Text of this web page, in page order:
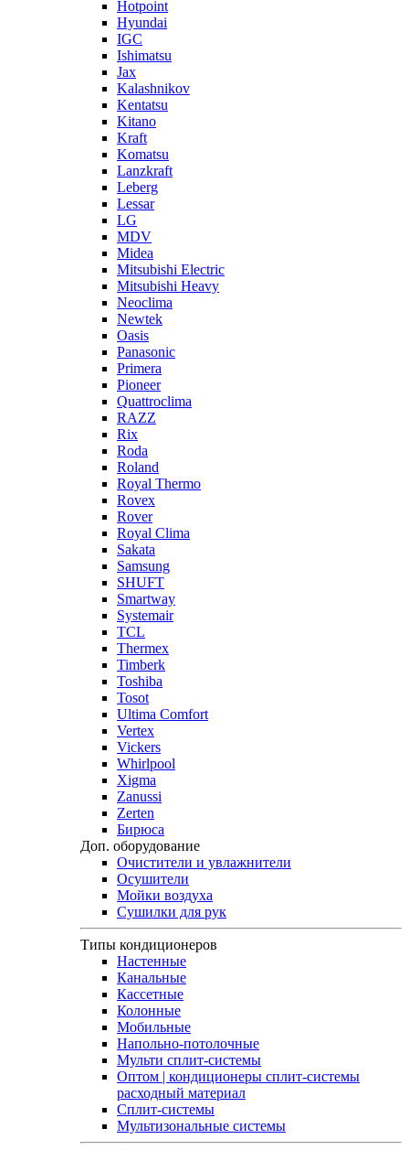
Hotpoint
Hyundai
IGC
Ishimatsu
Jax
Kalashnikov
Kentatsu
Kitano
Kraft
Komatsu
Lanzkraft
Leberg
Lessar
LG
MDV
Midea
Mitsubishi Electric
Mitsubishi Heavy
Neoclima
Newtek
Oasis
Panasonic
Primera
Pioneer
Quattroclima
RAZZ
Rix
Roda
Roland
Royal Thermo
Rovex
Rover
Royal Clima
Sakata
Samsung
SHUFT
Smartway
Systemair
TCL
Thermex
Timberk
Toshiba
Tosot
Ultima Comfort
Vertex
Vickers
Whirlpool
Xigma
Zanussi
Zerten
Бирюса
Доп. оборудование
Очистители и увлажнители
Осушители
Мойки воздуха
Сушилки для рук
Типы кондиционеров
Настенные
Канальные
Кассетные
Колонные
Мобильные
Напольно-потолочные
Мульти сплит-системы
Оптом | кондиционеры сплит-системы
расходный материал
Сплит-системы
Мультизональные системы